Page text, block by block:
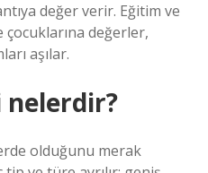
değer verir. Eğitim ve
değerler,
aşılar.
olduğunu merak